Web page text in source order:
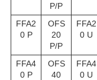
P/P
FFA2
0 P
OFS
20
P/P
FFA2
0 U
FFA4
0 P
OFS
40
FFA4
0 U